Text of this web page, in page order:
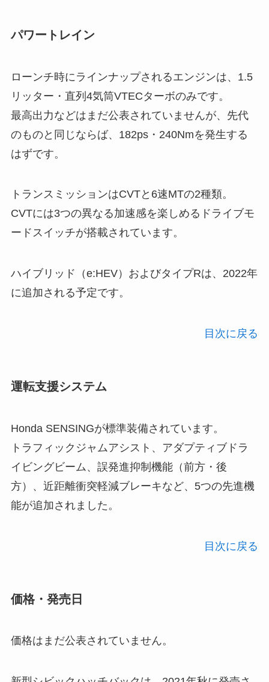
パワートレイン
ローンチ時にラインナップされるエンジンは、1.5
リッター・直列4気筒VTECターボのみです。
最高出力などはまだ公表されていませんが、先代
のものと同じならば、182ps・240Nmを発生する
はずです。
トランスミッションはCVTと6速MTの2種類。
CVTには3つの異なる加速感を楽しめるドライブモ
ードスイッチが搭載されています。
ハイブリッド（e:HEV）およびタイプRは、2022年
に追加される予定です。
目次に戻る
運転支援システム
Honda SENSINGが標準装備されています。
トラフィックジャムアシスト、アダプティブドラ
イビングビーム、誤発進抑制機能（前方・後
方）、近距離衝突軽減ブレーキなど、5つの先進機
能が追加されました。
目次に戻る
価格・発売日
価格はまだ公表されていません。